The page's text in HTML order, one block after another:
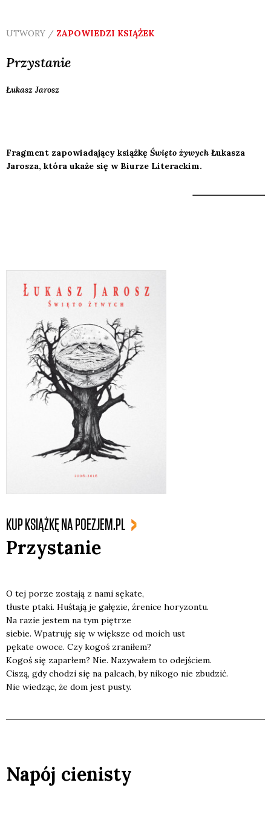
UTWORY / ZAPOWIEDZI KSIĄŻEK
Przystanie
Łukasz Jarosz
Fragment zapowiadający książkę Święto żywych Łukasza
Jarosza, która ukaże się w Biurze Literackim.
KUP KSIĄŻKĘ NA POEZJEM.PL
Przystanie
O tej porze zosta­ją z nami sęka­te,
tłu­ste pta­ki. Huś­ta­ją je gałę­zie, źre­ni­ce hory­zon­tu.
Na razie jestem na tym pię­trze
sie­bie. Wpa­tru­ję się w więk­sze od moich ust
pęka­te owo­ce. Czy kogoś zra­ni­łem?
Kogoś się zapar­łem? Nie. Nazy­wa­łem to odej­ściem.
Ciszą, gdy cho­dzi się na pal­cach, by niko­go nie zbu­dzić.
Nie wie­dząc, że dom jest pusty.
Napój cienisty